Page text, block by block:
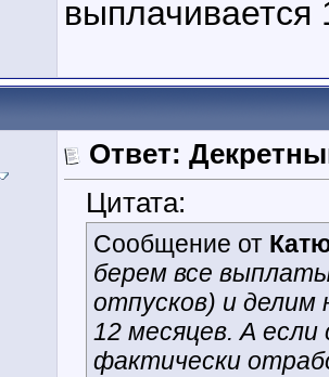
выплачивается
Ответ:
Цитата:
Сообщение от
берем все
отпусков) и делим
12 месяцев. А
фактически